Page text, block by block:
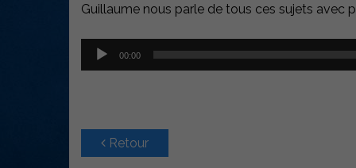
Guillaume nous parle de tous ces sujets avec
Lecteur
audio
00:00
Retour